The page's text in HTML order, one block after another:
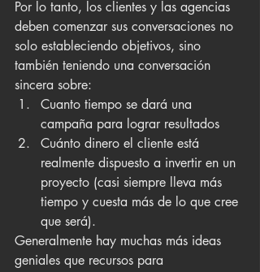
Por lo tanto, los clientes y las agencias
deben comenzar sus conversaciones no
solo estableciendo objetivos, sino
también teniendo una conversación
sincera sobre:
Cuanto tiempo se dará una
campaña para lograr resultados
Cuánto dinero el cliente está
realmente dispuesto a invertir en un
proyecto (casi siempre lleva más
tiempo y cuesta más de lo que cree
que será).
Generalmente hay muchas más ideas
geniales que recursos para